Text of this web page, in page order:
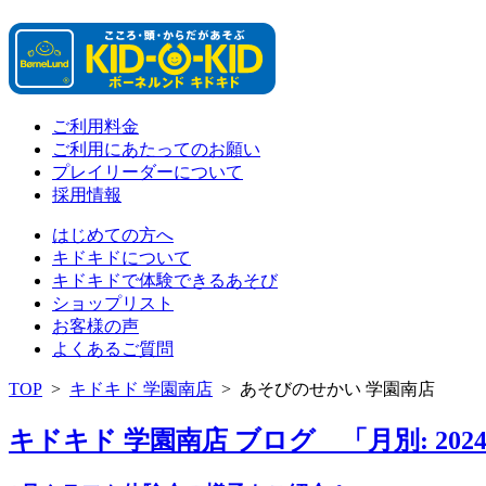
ご利用料金
ご利用にあたってのお願い
プレイリーダーについて
採用情報
はじめての方へ
キドキドについて
キドキドで体験できるあそび
ショップリスト
お客様の声
よくあるご質問
TOP > キドキド 学園南店 > あそびのせかい 学園南店
キドキド 学園南店 ブログ 「月別: 2024